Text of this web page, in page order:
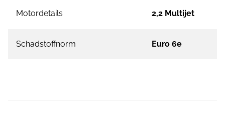
Motordetails 2,2 Multijet
Schadstoffnorm Euro 6e